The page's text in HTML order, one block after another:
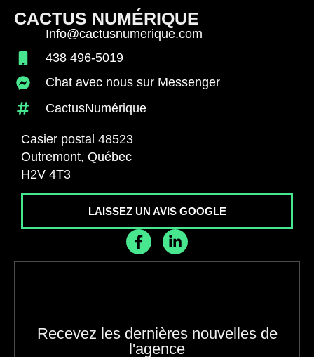
CACTUS NUMÉRIQUE
Info@cactusnumerique.com
438 496-5019
Chat avec nous sur Messenger
CactusNumérique
Casier postal 48523
Outremont, Québec
H2V 4T3
LAISSEZ UN AVIS GOOGLE
Recevez les dernières nouvelles de
l'agence